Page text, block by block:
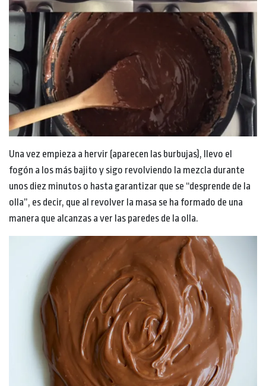
Una vez empieza a hervir (aparecen las burbujas), llevo el
fogón a los más bajito y sigo revolviendo la mezcla durante
unos diez minutos o hasta garantizar que se “desprende de la
olla”, es decir, que al revolver la masa se ha formado de una
manera que alcanzas a ver las paredes de la olla.